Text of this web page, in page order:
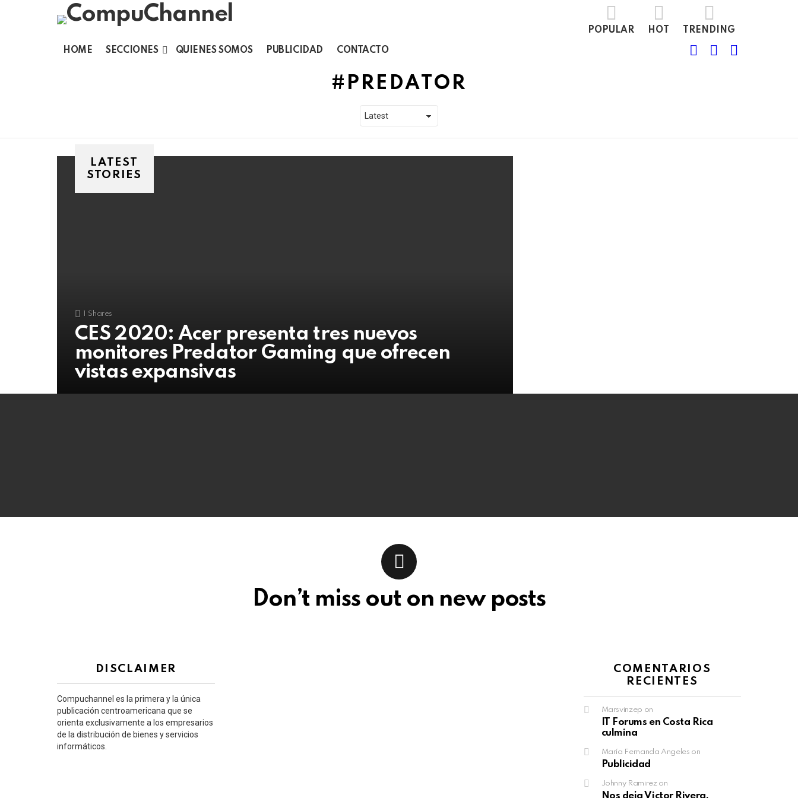
POPULAR HOT TRENDING
HOME SECCIONES QUIENES SOMOS PUBLICIDAD CONTACTO
FOLLOWSEARCH
PREDATOR
LATEST
STORIES
Shares
CES 2020: Acer presenta tres nuevos
monitores Predator Gaming que ofrecen
vistas expansivas
Don’t miss out on new posts
DISCLAIMER
Compuchannel es la primera y la única
publicación centroamericana que se
orienta exclusivamente a los empresarios
de la distribución de bienes y servicios
informáticos.
COMENTARIOS
RECIENTES
Marsvinzep on
IT Forums en Costa Rica
culmina
María Fernanda Angeles on
Publicidad
Johnny Ramirezon